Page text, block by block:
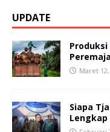
UPDATE
Maret
Siapa